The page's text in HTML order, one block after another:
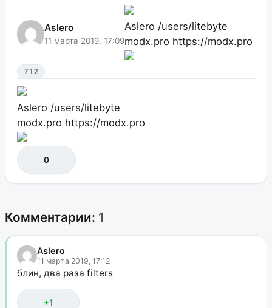
Aslero
11 марта 2019, 17:09
Aslero /users/litebyte
modx.pro https://modx.pro
712
Aslero /users/litebyte
modx.pro https://modx.pro
0
Комментарии: 1
Aslero
11 марта 2019, 17:12
блин, два раза filters
+1